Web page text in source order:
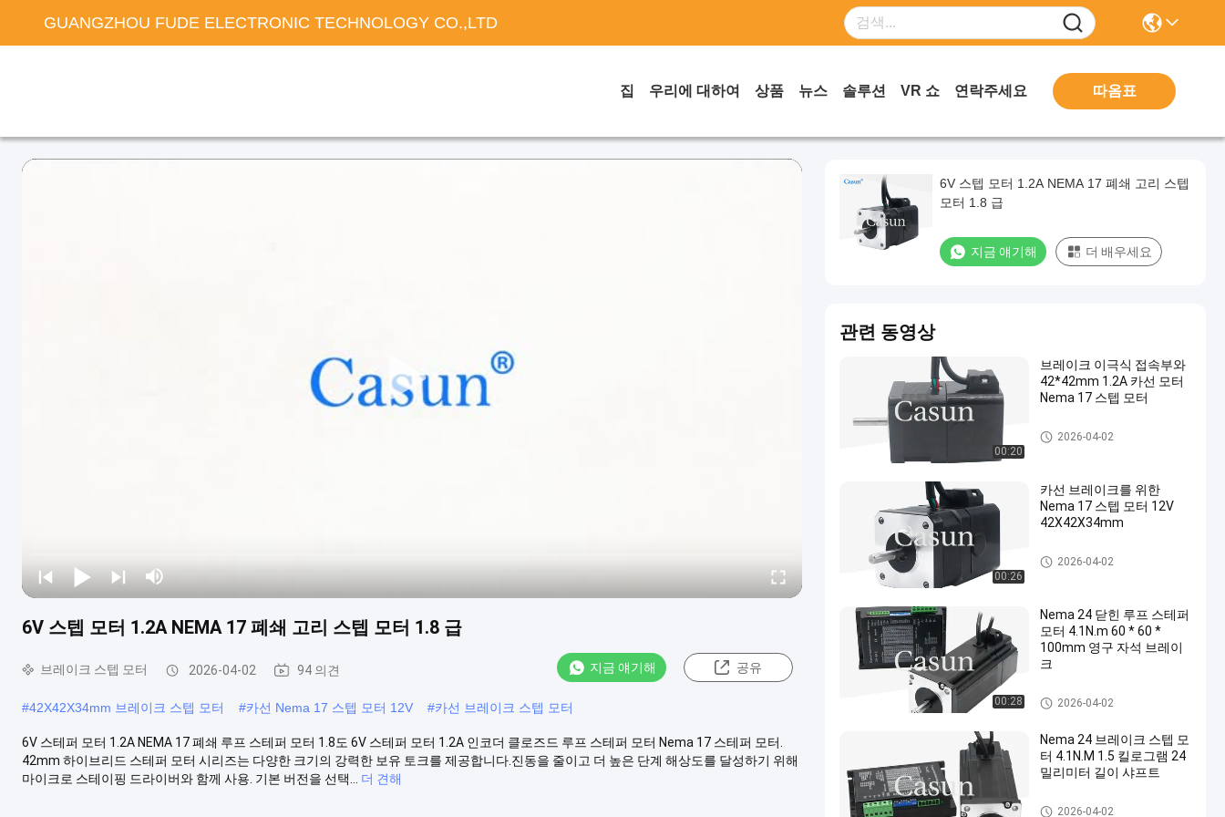
GUANGZHOU FUDE ELECTRONIC TECHNOLOGY CO.,LTD
집 우리에 대하여 상품 뉴스 솔루션 VR 쇼 연락주세요 따옴표
6V 스텝 모터 1.2A NEMA 17 폐쇄 고리 스텝 모터 1.8 급
브레이크 스텝 모터 2026-04-02 94 의견 지금 얘기해 공유
#42X42X34mm 브레이크 스텝 모터 #카선 Nema 17 스텝 모터 12V #카선 브레이크 스텝 모터
6V 스테퍼 모터 1.2A NEMA 17 폐쇄 루프 스테퍼 모터 1.8도 6V 스테퍼 모터 1.2A 인코더 클로즈드 루프 스테퍼 모터 Nema 17 스테퍼 모터.
42mm 하이브리드 스테퍼 모터 시리즈는 다양한 크기의 강력한 보유 토크를 제공합니다.진동을 줄이고 더 높은 단계 해상도를 달성하기 위해
마이크로 스테이핑 드라이버와 함께 사용. 기본 버전을 선택...
더 견해
6V 스텝 모터 1.2A NEMA 17 폐쇄 고리 스텝
모터 1.8 급
지금 얘기해 더 배우세요
관련 동영상
00:20
브레이크 이극식 접속부와
42*42mm 1.2A 카선 모터
Nema 17 스텝 모터
브레이크 스텝 모터
2026-04-02
00:26
카선 브레이크를 위한
Nema 17 스텝 모터 12V
42X42X34mm
브레이크 스텝 모터
2026-04-02
00:28
Nema 24 닫힌 루프 스테퍼
모터 4.1N.m 60 * 60 *
100mm 영구 자석 브레이
크
브레이크 스텝 모터
2026-04-02
Nema 24 브레이크 스텝 모
터 4.1N.M 1.5 킬로그램 24
밀리미터 길이 샤프트
브레이크 스텝 모터
2026-04-02